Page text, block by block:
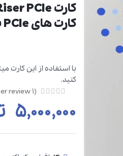
کارت Riser PCIe
کارت های PCIe به سرور
کنید.
(
1
customer review)
۵,۰۰۰,۰۰۰